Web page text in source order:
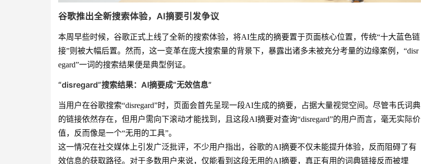
谷歌推出全新搜索体验，AI摘要引发争议
本周早些时候，谷歌正式上线了全新的搜索体验，将AI生成的摘要置于页面核心位置，传统“十大蓝色链
接”则被大幅后置。然而，这一变革在庞大搜索量的背景下，暴露出诸多未被充分考量的边缘案例，“disr
egard”一词的搜索结果便是典型例证。
“disregard”搜索结果：AI摘要成“无效信息”
当用户在谷歌搜索“disregard”时，页面会首先呈现一段AI生成的摘要，占据大量视觉空间。尽管韦氏词典
的链接依然存在，但用户需向下滚动才能找到，且这段AI摘要对查询“disregard”的用户而言，毫无实际价
值，反而像是一个“无用的工具”。
这一情况在社交媒体上引发广泛批评，不少用户指出，谷歌的AI摘要不仅未能提升体验，反而阻碍了有
效信息的获取路径。对于多数用户来说，仅能看到这段无用的AI摘要，真正有用的词典链接反而被埋